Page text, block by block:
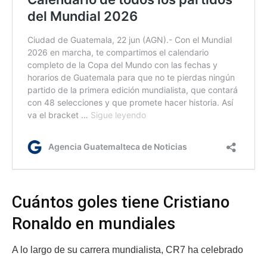
Cuántos goles tiene Cristiano
Ronaldo en mundiales
A lo largo de su carrera mundialista, CR7 ha celebrado